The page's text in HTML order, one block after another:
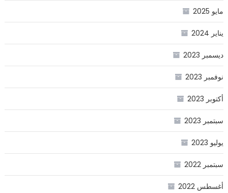
مايو 2025
يناير 2024
ديسمبر 2023
نوفمبر 2023
أكتوبر 2023
سبتمبر 2023
يوليو 2023
سبتمبر 2022
أغسطس 2022